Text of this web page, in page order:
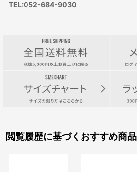
TEL:052-684-9030
閲覧履歴に基づくおすすめ商品